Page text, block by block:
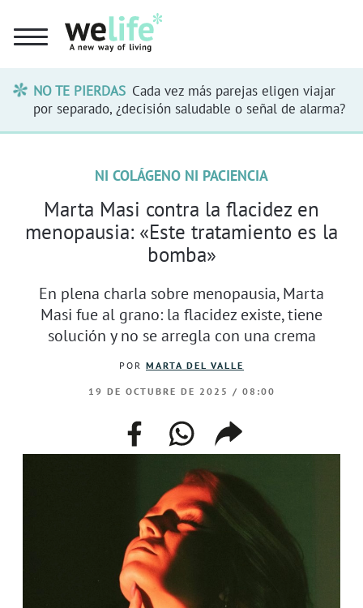
NO TE PIERDAS Cada vez más parejas eligen viajar
por separado, ¿decisión saludable o señal de alarma?
NI COLÁGENO NI PACIENCIA
Marta Masi contra la flacidez en
menopausia: «Este tratamiento es la
bomba»
En plena charla sobre menopausia, Marta
Masi fue al grano: la flacidez existe, tiene
solución y no se arregla con una crema
POR MARTA DEL VALLE
19 DE OCTUBRE DE 2025 / 08:00
facebookwhatsappcompartir
enlace